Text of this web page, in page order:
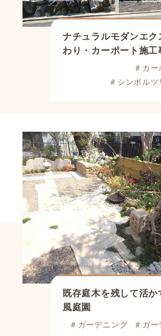
ナチュラルモダンエ
わり・カーポート施工
＃カー
＃シンボルツ
既存庭木を残して活か
風庭園
＃ガーデニング ＃ガー